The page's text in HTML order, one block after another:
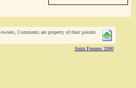
Comments are property of their posters
Snitz Forums 2000